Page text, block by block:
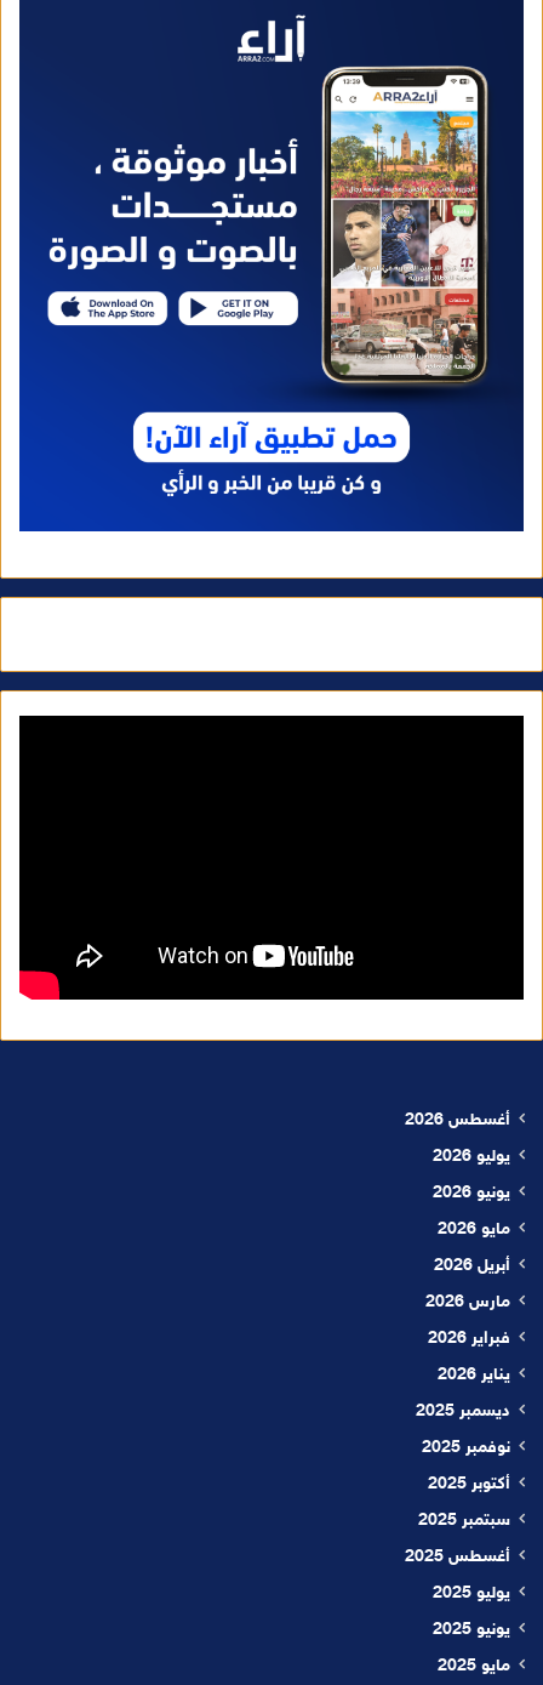
أغسطس 2026
يوليو 2026
يونيو 2026
مايو 2026
أبريل 2026
مارس 2026
فبراير 2026
يناير 2026
ديسمبر 2025
نوفمبر 2025
أكتوبر 2025
سبتمبر 2025
أغسطس 2025
يوليو 2025
يونيو 2025
مايو 2025